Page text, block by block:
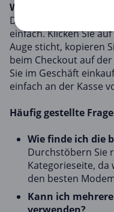
Wie man Modemoden
Das Einlösen von
einfach. Klicken Sie
Auge sticht, kopieren
beim Checkout auf
Sie im Geschäft
einfach an der Kasse
Häufig gestellte
Wie finde ich die
Durchstöbern Sie
Kategorieseite,
den besten
Kann ich